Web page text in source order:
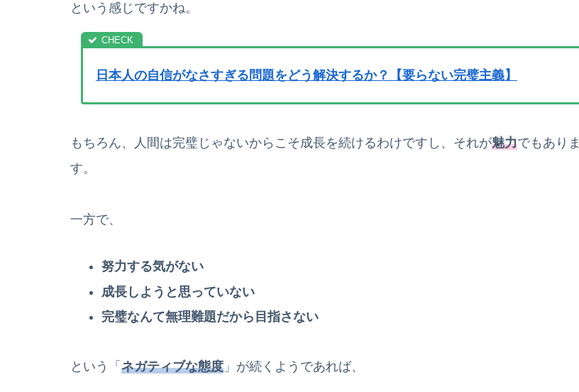
という感じですかね。
日本人の自信がなさすぎる問題をどう解決するか？【要らない完璧主義】
もちろん、人間は完璧じゃないからこそ成長を続けるわけですし、それが魅力でもありま
す。
一方で、
努力する気がない
成長しようと思っていない
完璧なんて無理難題だから目指さない
という「 ネガティブな態度 」が続くようであれば、